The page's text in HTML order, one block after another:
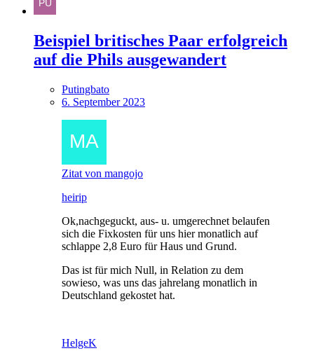
Beispiel britisches Paar erfolgreich
auf die Phils ausgewandert
Putingbato
6. September 2023
Zitat von mangojo
heirip
Ok,nachgeguckt, aus- u. umgerechnet belaufen
sich die Fixkosten für uns hier monatlich auf
schlappe 2,8 Euro für Haus und Grund.
Das ist für mich Null, in Relation zu dem
sowieso, was uns das jahrelang monatlich in
Deutschland gekostet hat.
HelgeK